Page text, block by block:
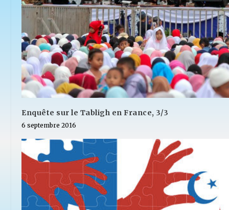
Enquête sur le Tabligh en France, 3/3
6 septembre 2016